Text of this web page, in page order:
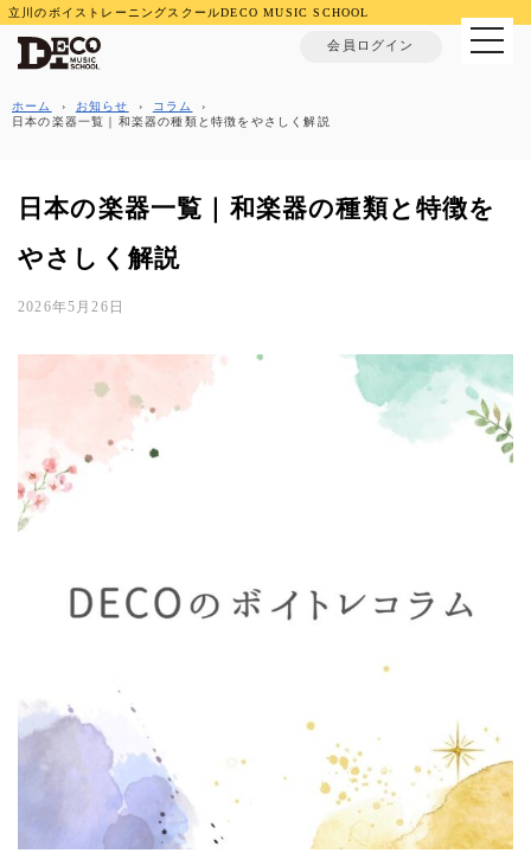
立川のボイストレーニングスクールDECO MUSIC SCHOOL
会員ログイン
MENU
ホーム › お知らせ › コラム
›
日本の楽器一覧｜和楽器の種類と特徴をやさしく解説
日本の楽器一覧｜和楽器の種類と特徴を
やさしく解説
2026年5月26日